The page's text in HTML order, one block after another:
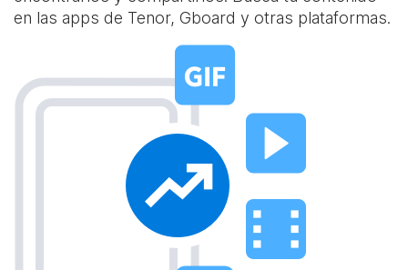
en las apps de Tenor, Gboard y otras plataformas.